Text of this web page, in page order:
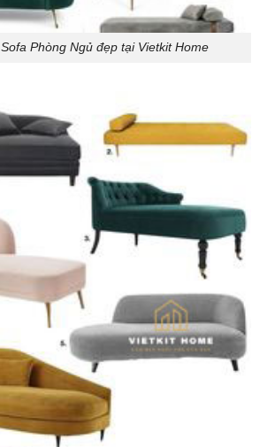
Phòng Ngủ đẹp tại Vietkit Home